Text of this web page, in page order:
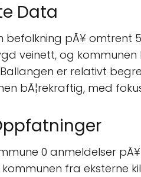
Data
pÃ¥ omtrent
veinett, og
er relativt
bÃ¦rekraftig, med
0 anmeldelser
fra eksterne